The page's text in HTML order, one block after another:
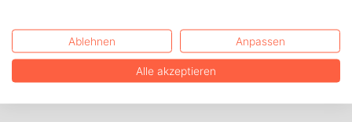
Ablehnen Anpassen
Alle akzeptieren